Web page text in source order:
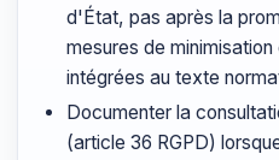
d'État, pas après la
mesures de
intégrées au texte
Documenter la
(article 36 RGPD)